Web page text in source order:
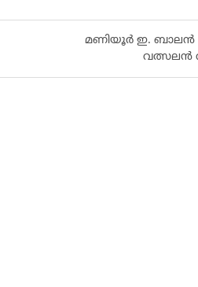
മണിയൂർ ഇ. ബാലൻ
വത്സലൻ